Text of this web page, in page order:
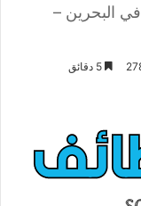
البحرين –